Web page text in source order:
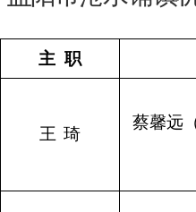
主 职
王 琦
蔡馨远